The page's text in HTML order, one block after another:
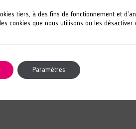
tiers, à des fins de fonctionnement et
cookies que nous utilisons ou les désactiver
Paramètres